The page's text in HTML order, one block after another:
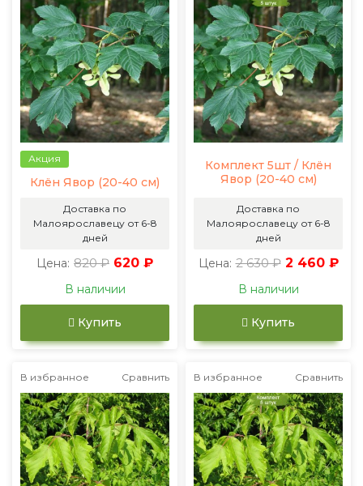
Акция
Клён Явор (20-40 см)
Доставка по
Малоярославецу от 6-8
дней
Цена: 820 ₽ 620 ₽
В наличии
Купить
Комплект 5шт / Клён
Явор (20-40 см)
Доставка по
Малоярославецу от 6-8
дней
Цена: 2 630 ₽ 2 460 ₽
В наличии
Купить
В избранное Сравнить В избранное Сравнить